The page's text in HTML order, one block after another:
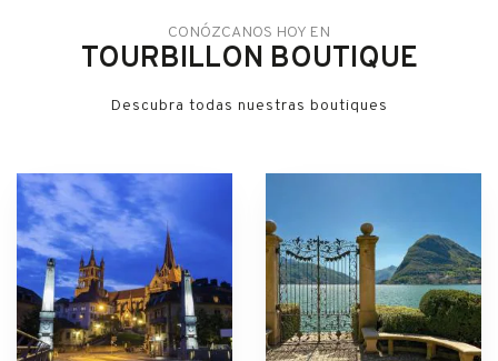
CONÓZCANOS HOY EN
TOURBILLON BOUTIQUE
Descubra todas nuestras boutiques